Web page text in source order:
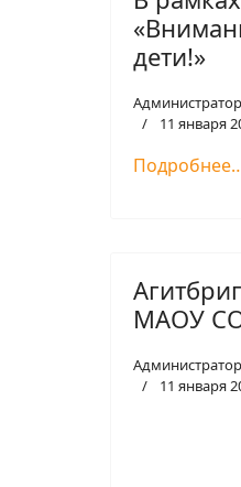
дети!»
Администратор
11 января
МАОУ
Администратор
11 января